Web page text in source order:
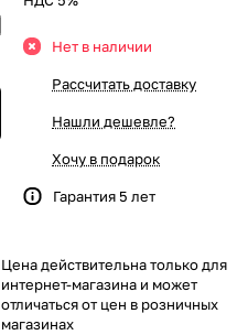
Нет в наличии
Рассчитать доставку
Нашли дешевле?
Хочу в подарок
Гарантия 5 лет
Цена действительна только для
интернет-магазина и может
отличаться от цен в розничных
магазинах